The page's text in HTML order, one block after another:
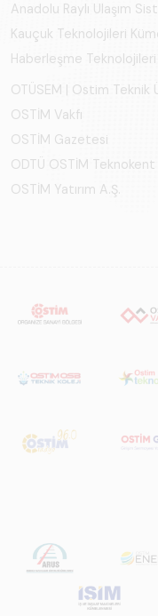
Anadolu Raylı Ulaşım
Kauçuk Teknolojileri
Haberleşme Teknolojileri
OTÜSEM | Ostim Teknik
OSTİM Vakfı
OSTİM Gazetesi
ODTÜ OSTİM Teknokent
OSTİM Yatırım A.Ş.